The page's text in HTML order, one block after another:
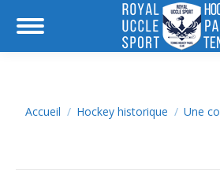
Vous êtes ici :
Accueil Hockey historique Une